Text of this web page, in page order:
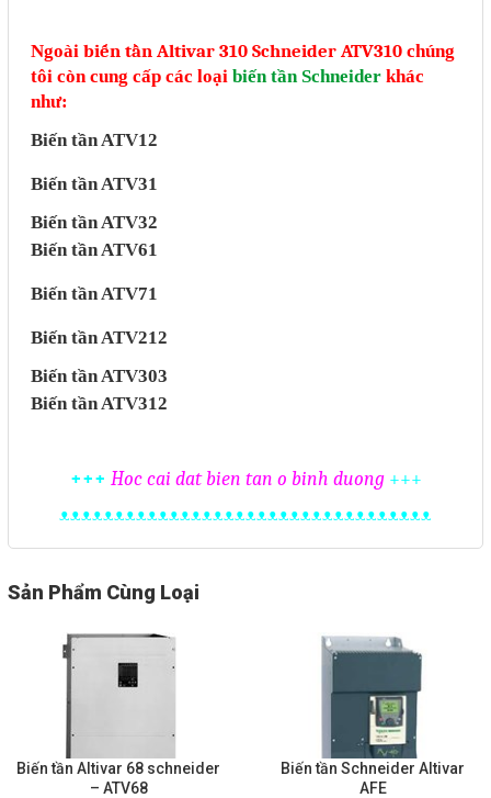
Ngoài biến tần Altivar 310 Schneider ATV310 chúng
tôi còn cung cấp các loại biến tần Schneider khác
như:
Biến tần ATV12
Biến tần ATV31
Biến tần ATV32
Biến tần ATV61
Biến tần ATV71
Biến tần ATV212
Biến tần ATV303
Biến tần ATV312
+++ Hoc cai dat bien tan o binh duong +++
ᴥᴥᴥᴥᴥᴥᴥᴥᴥᴥᴥᴥᴥᴥᴥᴥᴥᴥᴥᴥᴥᴥᴥᴥᴥᴥᴥᴥᴥᴥᴥᴥᴥᴥ
Sản Phẩm Cùng Loại
Biến tần Altivar 68 schneider
– ATV68
Biến tần Schneider Altivar
AFE